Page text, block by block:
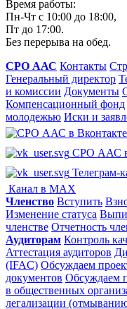
Время работы:
Пн-Чт с 10:00 до 18:00,
Пт до 17:00.
Без перерыва на обед.
СРО ААС Контакты
Генеральный директор
и комиссии Документы
Компенсационный фонд
молодежью Иски и
СРО ААС в
Канал в MAX
Членство Вступить
Изменение статуса
членстве Отчетность
Аудиторам Контроль
Аттестация аудиторов
(IFAC) Обсуждаем
документов Обсуждаем
в общественных
легализации